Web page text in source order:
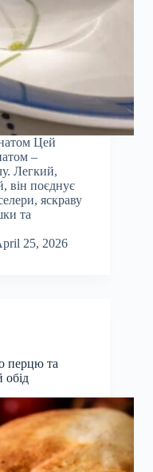
Цей
–
Легкий,
він поєднує
яскраву
та
25, 2026
перцю та
обід